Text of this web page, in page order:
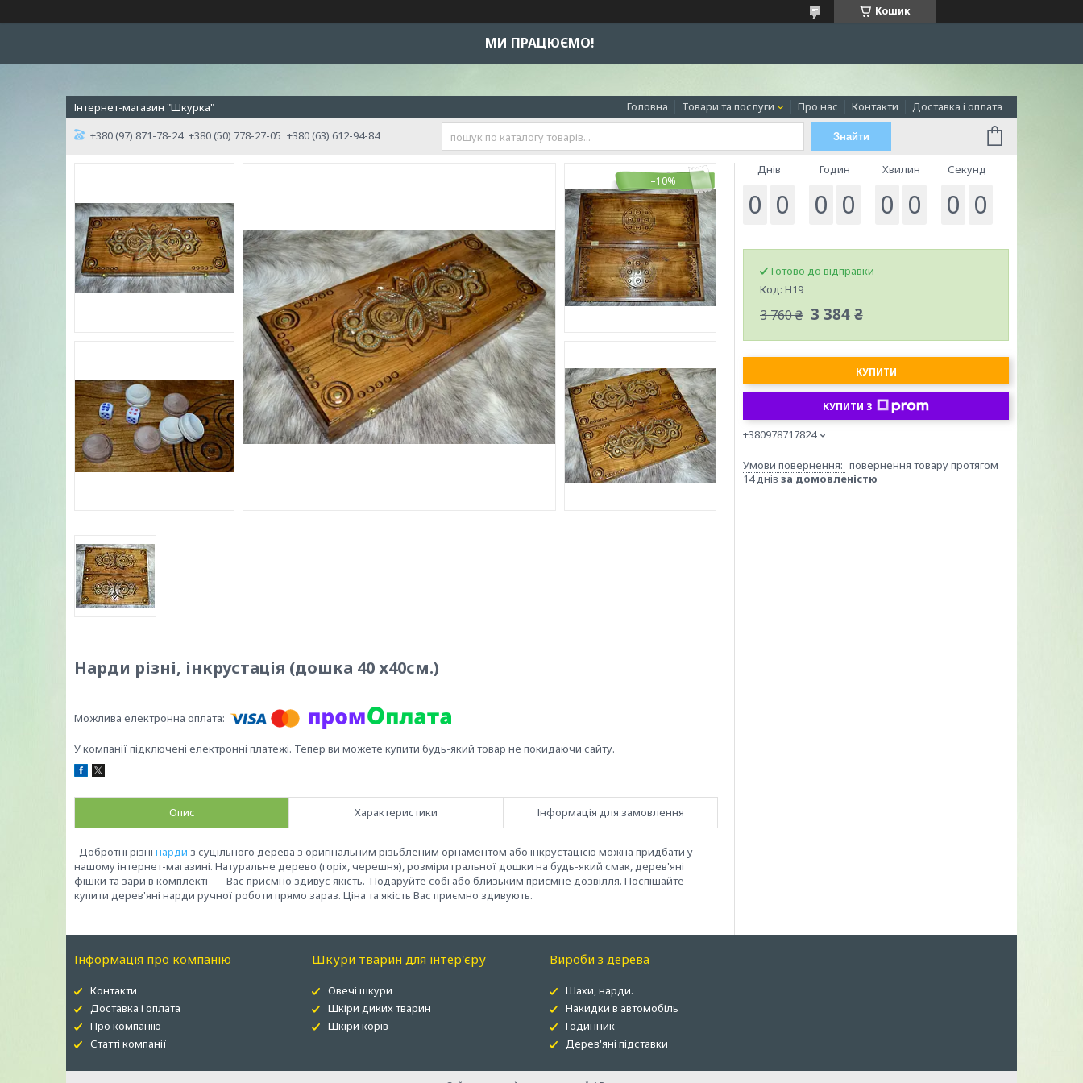
Кошик
МИ ПРАЦЮЄМО!
Інтернет-магазин "Шкурка" Головна Товари та послуги Про нас Контакти Доставка і оплата
+380 (97) 871-78-24 +380 (50) 778-27-05 +380 (63) 612-94-84 Знайти
–10%
Нарди різні, інкрустація (дошка 40 х40см.)
У компанії підключені електронні платежі. Тепер ви можете купити будь-який товар не покидаючи сайту.
Опис Характеристики Інформація для замовлення
Добротні різні нарди з суцільного дерева з оригінальним різьбленим орнаментом або інкрустацією можна придбати у
нашому інтернет-магазині. Натуральне дерево (горіх, черешня), розміри гральної дошки на будь-який смак, дерев'яні
фішки та зари в комплекті — Вас приємно здивує якість. Подаруйте собі або близьким приємне дозвілля. Поспішайте
купити дерев'яні нарди ручної роботи прямо зараз. Ціна та якість Вас приємно здивують.
Днів
0 0
Годин
0 0
Хвилин
0 0
Секунд
0 0
Готово до відправки
Код: Н19
3 760 ₴ 3 384 ₴
КУПИТИ
КУПИТИ З
+380978717824
повернення товару протягом
14 днів за домовленістю
Інформація про компанію
Контакти
Доставка і оплата
Про компанію
Статті компанії
Шкури тварин для інтер'єру
Овечі шкури
Шкіри диких тварин
Шкіри корів
Вироби з дерева
Шахи, нарди.
Накидки в автомобіль
Годинник
Дерев'яні підставки